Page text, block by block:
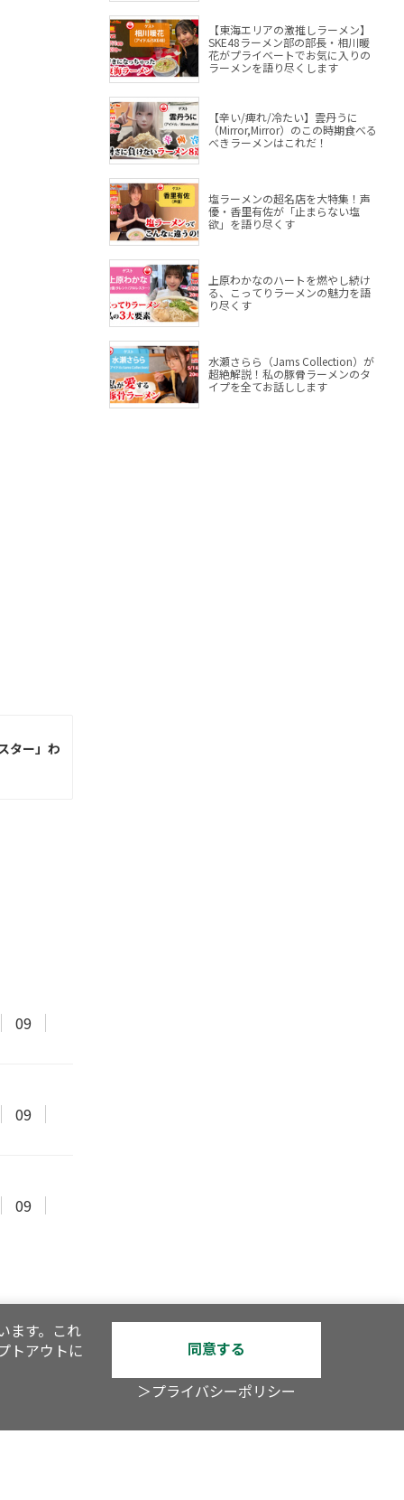
ター」わ
09
09
09
【東海エリアの激推しラーメン】
SKE48ラーメン部の部長・相川暖
花がプライベートでお気に入りの
ラーメンを語り尽くします
【辛い/痺れ/冷たい】雲丹うに
（Mirror,Mirror）のこの時期食べる
べきラーメンはこれだ！
塩ラーメンの超名店を大特集！声
優・香里有佐が「止まらない塩
欲」を語り尽くす
上原わかなのハートを燃やし続け
る、こってりラーメンの魅力を語
り尽くす
水瀬さらら（Jams Collection）が
超絶解説！私の豚骨ラーメンのタ
イプを全てお話しします
ます。これ
トアウトに
同意する
＞プライバシーポリシー